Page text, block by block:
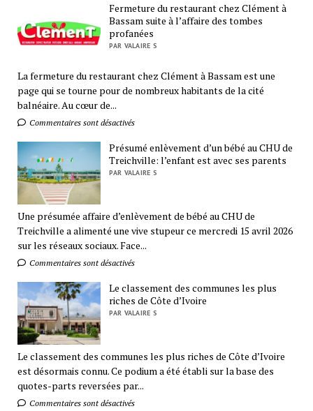
Fermeture du restaurant chez Clément à
Bassam suite à l’affaire des tombes
profanées
PAR VALAIRE S
La fermeture du restaurant chez Clément à Bassam est une
page qui se tourne pour de nombreux habitants de la cité
balnéaire. Au cœur de...
Commentaires sont désactivés
Présumé enlèvement d’un bébé au CHU de
Treichville: l’enfant est avec ses parents
PAR VALAIRE S
Une présumée affaire d’enlèvement de bébé au CHU de
Treichville a alimenté une vive stupeur ce mercredi 15 avril 2026
sur les réseaux sociaux. Face...
Commentaires sont désactivés
Le classement des communes les plus
riches de Côte d’Ivoire
PAR VALAIRE S
Le classement des communes les plus riches de Côte d’Ivoire
est désormais connu. Ce podium a été établi sur la base des
quotes-parts reversées par...
Commentaires sont désactivés